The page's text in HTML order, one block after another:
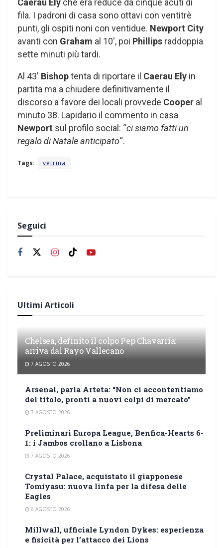
Caerau Ely che era reduce da cinque acuti di
fila. I padroni di casa sono ottavi con ventitrè
punti, gli ospiti noni con ventidue. Newport City
avanti con Graham al 10′, poi Phillips raddoppia
sette minuti più tardi.
Al 43′ Bishoptenta di riportare il Caerau Ely in
partita ma a chiudere definitivamente il
discorso a favore dei locali provvede Cooper al
minuto 38. Lapidario il commento in casa
Newport sul profilo social: “ci siamo fatti un
regalo di Natale anticipato“.
Tags: vetrina
Seguici
Ultimi Articoli
Chelsea, definito il colpo Pep Chavarría:
arriva dal Rayo Vallecano
7 AGOSTO 2026
Arsenal, parla Arteta: “Non ci accontentiamo
del titolo, pronti a nuovi colpi di mercato”
7 AGOSTO 2026
Preliminari Europa League, Benfica-Hearts 6-
1: i Jambos crollano a Lisbona
7 AGOSTO 2026
Crystal Palace, acquistato il giapponese
Tomiyasu: nuova linfa per la difesa delle
Eagles
6 AGOSTO 2026
Millwall, ufficiale Lyndon Dykes: esperienza
e fisicità per l’attacco dei Lions